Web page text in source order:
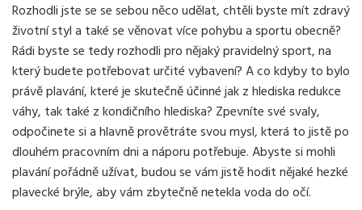
Rozhodli jste se se sebou něco udělat, chtěli byste mít zdravý
životní styl a také se věnovat více pohybu a sportu obecně?
Rádi byste se tedy rozhodli pro nějaký pravidelný sport, na
který budete potřebovat určité vybavení? A co kdyby to bylo
právě plavání, které je skutečně účinné jak z hlediska redukce
váhy, tak také z kondičního hlediska? Zpevníte své svaly,
odpočinete si a hlavně provětráte svou mysl, která to jistě po
dlouhém pracovním dni a náporu potřebuje. Abyste si mohli
plavání pořádně užívat, budou se vám jistě hodit nějaké hezké
plavecké brýle, aby vám zbytečně netekla voda do očí.